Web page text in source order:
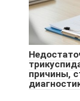
причины,